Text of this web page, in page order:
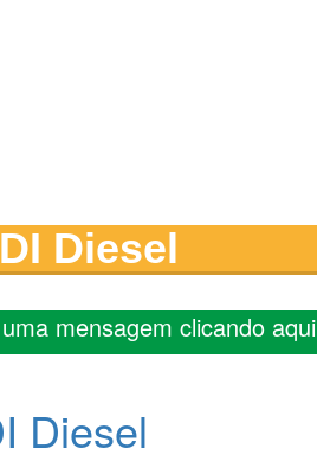
Diesel
mensagem clicando aqui
Diesel